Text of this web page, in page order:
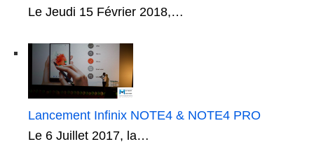
Le Jeudi 15 Février 2018,…
Lancement Infinix NOTE4 & NOTE4 PRO
Le 6 Juillet 2017, la…